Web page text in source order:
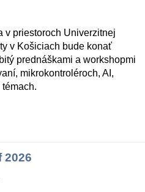
v priestoroch Univerzitnej
v Košiciach bude konať
prednáškami a workshopmi
mikrokontroléroch, AI,
2026